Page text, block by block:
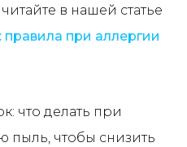
в нашей статье
при аллергии
что делать при
чтобы снизить